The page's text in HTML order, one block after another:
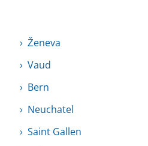
Ženeva
Vaud
Bern
Neuchatel
Saint Gallen